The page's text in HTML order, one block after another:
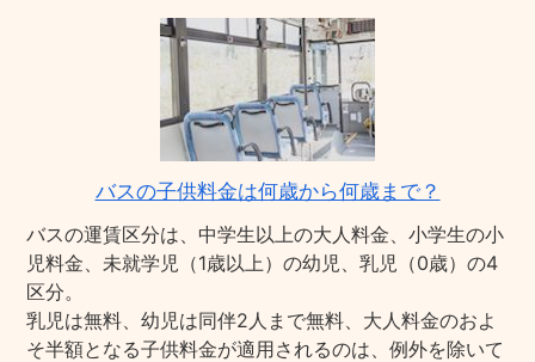
バスの子供料金は何歳から何歳まで？
バスの運賃区分は、中学生以上の大人料金、小学生の小
児料金、未就学児（1歳以上）の幼児、乳児（0歳）の4
区分。
乳児は無料、幼児は同伴2人まで無料、大人料金のおよ
そ半額となる子供料金が適用されるのは、例外を除いて